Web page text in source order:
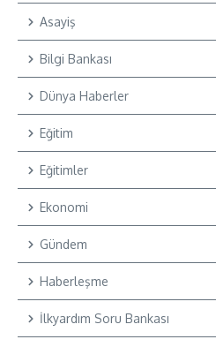
Asayiş
Bilgi Bankası
Dünya Haberler
Eğitim
Eğitimler
Ekonomi
Gündem
Haberleşme
İlkyardım Soru Bankası